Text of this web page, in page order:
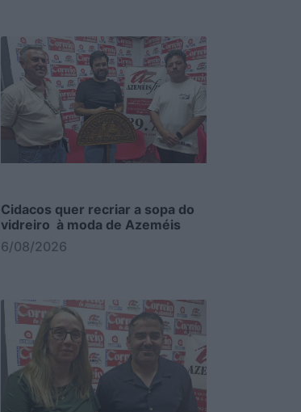
Cidacos quer recriar a sopa do
vidreiro à moda de Azeméis
6/08/2026